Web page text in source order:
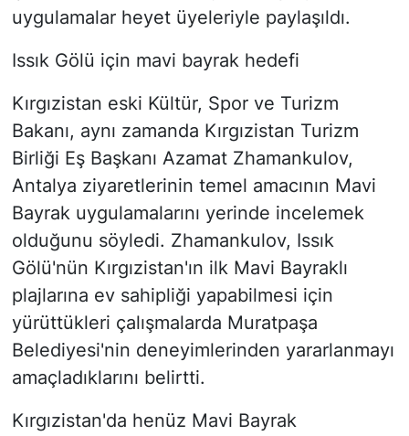
uygulamalar heyet üyeleriyle paylaşıldı.
Issık Gölü için mavi bayrak hedefi
Kırgızistan eski Kültür, Spor ve Turizm
Bakanı, aynı zamanda Kırgızistan Turizm
Birliği Eş Başkanı Azamat Zhamankulov,
Antalya ziyaretlerinin temel amacının Mavi
Bayrak uygulamalarını yerinde incelemek
olduğunu söyledi. Zhamankulov, Issık
Gölü'nün Kırgızistan'ın ilk Mavi Bayraklı
plajlarına ev sahipliği yapabilmesi için
yürüttükleri çalışmalarda Muratpaşa
Belediyesi'nin deneyimlerinden yararlanmayı
amaçladıklarını belirtti.
Kırgızistan'da henüz Mavi Bayrak